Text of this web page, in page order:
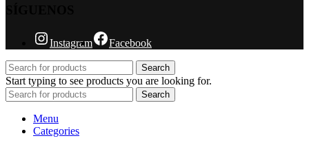
Instagram Facebook
Search
Start typing to see products you are looking for.
Search
Menu
Categories